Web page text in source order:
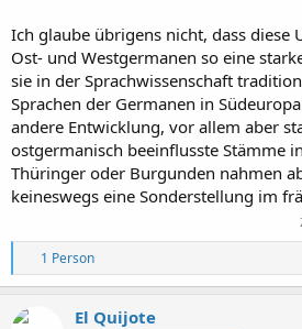
Ich glaube übrigens nicht, dass diese
Ost- und Westgermanen so eine
sie in der Sprachwissenschaft
Sprachen der Germanen in
andere Entwicklung, vor allem aber
ostgermanisch beeinflusste Stämme
Thüringer oder Burgunden nahmen
keineswegs eine Sonderstellung im
R
e
a
1 Person
El Quijote